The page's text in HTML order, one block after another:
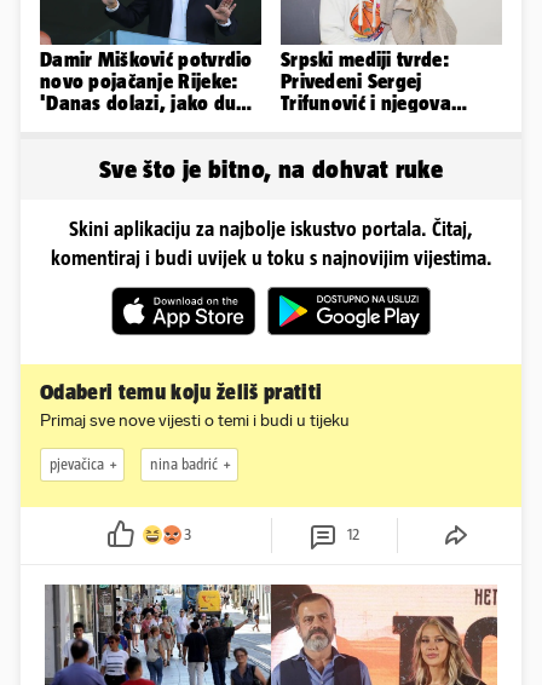
Damir Mišković potvrdio
novo pojačanje Rijeke:
'Danas dolazi, jako dugo
Srpski mediji tvrde:
Privedeni Sergej
Trifunović i njegova
Sve što je bitno, na dohvat ruke
Skini aplikaciju za najbolje iskustvo portala. Čitaj,
komentiraj i budi uvijek u toku s najnovijim vijestima.
Odaberi temu koju želiš pratiti
Primaj sve nove vijesti o temi i budi u tijeku
pjevačica nina badrić
3 12